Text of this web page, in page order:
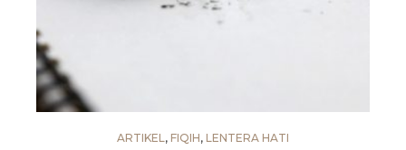
ARTIKEL, FIQIH, LENTERA HATI